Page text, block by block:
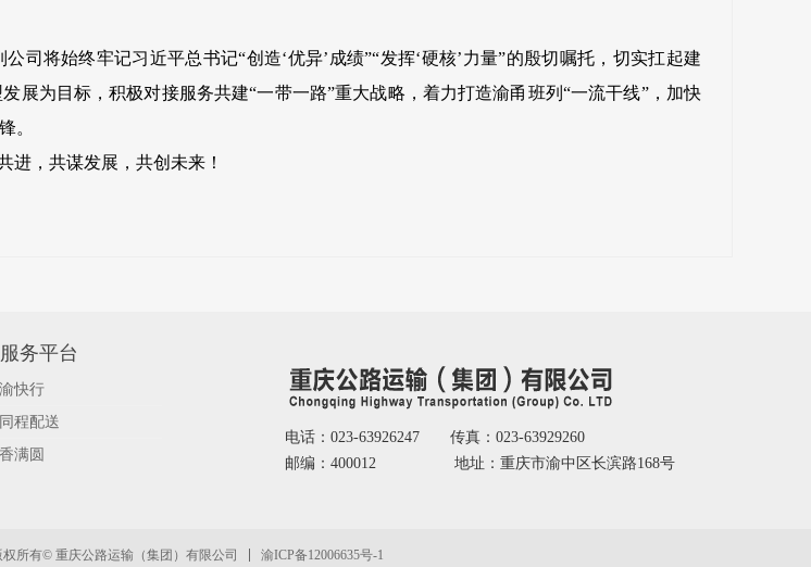
将始终牢记习近平总书记“创造‘优异’成绩”“发挥‘硬核’力量”的殷切嘱托，切实扛起建
展为目标，积极对接服务共建“一带一路”重大战略，着力打造渝甬班列“一流干线”，加快
。
，共谋发展，共创未来！
服务平台
渝快行
同程配送
香满圆
电话：023-63926247 传真：023-63929260
邮编：400012 地址：重庆市渝中区长滨路168号
权所有© 重庆公路运输（集团）有限公司 渝ICP备12006635号-1